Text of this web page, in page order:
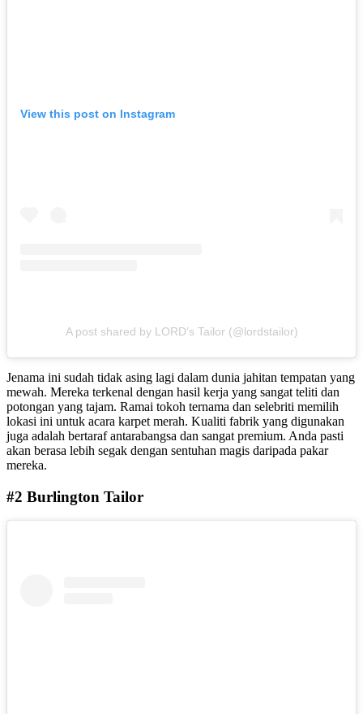
View this post on Instagram
A post shared by LORD’s Tailor (@lordstailor)
Jenama ini sudah tidak asing lagi dalam dunia jahitan tempatan yang
mewah. Mereka terkenal dengan hasil kerja yang sangat teliti dan
potongan yang tajam. Ramai tokoh ternama dan selebriti memilih
lokasi ini untuk acara karpet merah. Kualiti fabrik yang digunakan
juga adalah bertaraf antarabangsa dan sangat premium. Anda pasti
akan berasa lebih segak dengan sentuhan magis daripada pakar
mereka.
#2 Burlington Tailor